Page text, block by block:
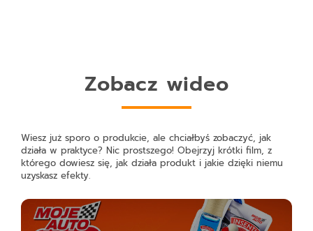
Zobacz wideo
Wiesz już sporo o produkcie, ale chciałbyś zobaczyć, jak
działa w praktyce? Nic prostszego! Obejrzyj krótki film, z
którego dowiesz się, jak działa produkt i jakie dzięki niemu
uzyskasz efekty.